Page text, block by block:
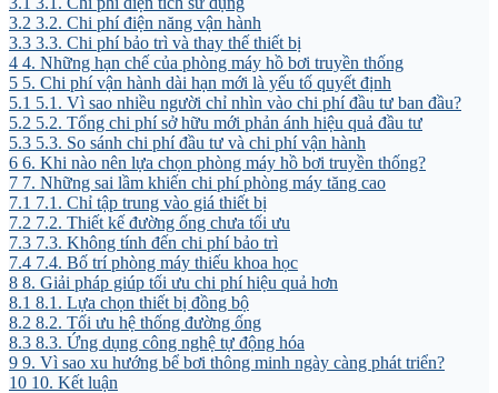
3.2 3.2. Chi phí điện năng vận hành
3.3 3.3. Chi phí bảo trì và thay thế thiết bị
4 4. Những hạn chế của phòng máy hồ bơi truyền thống
5 5. Chi phí vận hành dài hạn mới là yếu tố quyết định
5.1 5.1. Vì sao nhiều người chỉ nhìn vào chi phí đầu tư ban đầu?
5.2 5.2. Tổng chi phí sở hữu mới phản ánh hiệu quả đầu tư
5.3 5.3. So sánh chi phí đầu tư và chi phí vận hành
6 6. Khi nào nên lựa chọn phòng máy hồ bơi truyền thống?
7 7. Những sai lầm khiến chi phí phòng máy tăng cao
7.1 7.1. Chỉ tập trung vào giá thiết bị
7.2 7.2. Thiết kế đường ống chưa tối ưu
7.3 7.3. Không tính đến chi phí bảo trì
7.4 7.4. Bố trí phòng máy thiếu khoa học
8 8. Giải pháp giúp tối ưu chi phí hiệu quả hơn
8.1 8.1. Lựa chọn thiết bị đồng bộ
8.2 8.2. Tối ưu hệ thống đường ống
8.3 8.3. Ứng dụng công nghệ tự động hóa
9 9. Vì sao xu hướng bể bơi thông minh ngày càng phát triển?
10 10. Kết luận